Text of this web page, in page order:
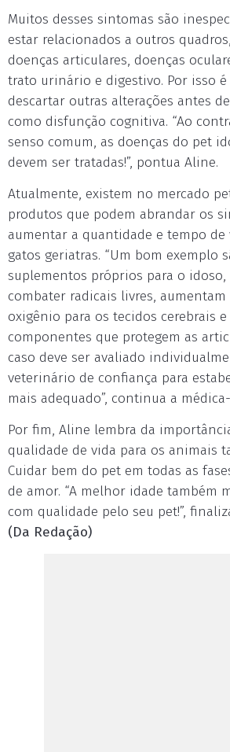
Muitos desses sintomas são
estar relacionados a outros
doenças articulares, doenças
trato urinário e digestivo. Por isso
descartar outras alterações antes
como disfunção cognitiva. “Ao
senso comum, as doenças do pet
devem ser tratadas!”, pontua Aline.
Atualmente, existem no mercado
produtos que podem abrandar os
aumentar a quantidade e tempo de
gatos geriatras. “Um bom exemplo
suplementos próprios para o idoso,
combater radicais livres,
oxigênio para os tecidos cerebrais
componentes que protegem as
caso deve ser avaliado
veterinário de confiança para
mais adequado”, continua a
Por fim, Aline lembra da
qualidade de vida para os animais
Cuidar bem do pet em todas as
de amor. “A melhor idade também
com qualidade pelo seu pet!”,
(Da Redação)